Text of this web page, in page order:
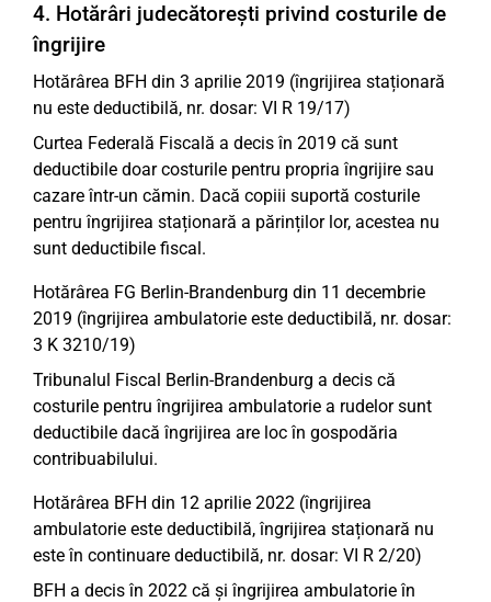
4. Hotărâri judecătorești privind costurile de
îngrijire
Hotărârea BFH din 3 aprilie 2019 (îngrijirea staționară
nu este deductibilă, nr. dosar: VI R 19/17)
Curtea Federală Fiscală a decis în 2019 că sunt
deductibile doar costurile pentru propria îngrijire sau
cazare într-un cămin. Dacă copiii suportă costurile
pentru îngrijirea staționară a părinților lor, acestea nu
sunt deductibile fiscal.
Hotărârea FG Berlin-Brandenburg din 11 decembrie
2019 (îngrijirea ambulatorie este deductibilă, nr. dosar:
3 K 3210/19)
Tribunalul Fiscal Berlin-Brandenburg a decis că
costurile pentru îngrijirea ambulatorie a rudelor sunt
deductibile dacă îngrijirea are loc în gospodăria
contribuabilului.
Hotărârea BFH din 12 aprilie 2022 (îngrijirea
ambulatorie este deductibilă, îngrijirea staționară nu
este în continuare deductibilă, nr. dosar: VI R 2/20)
BFH a decis în 2022 că și îngrijirea ambulatorie în